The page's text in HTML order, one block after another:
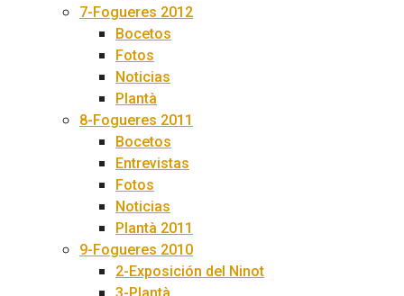
7-Fogueres 2012
Bocetos
Fotos
Noticias
Plantà
8-Fogueres 2011
Bocetos
Entrevistas
Fotos
Noticias
Plantà 2011
9-Fogueres 2010
2-Exposición del Ninot